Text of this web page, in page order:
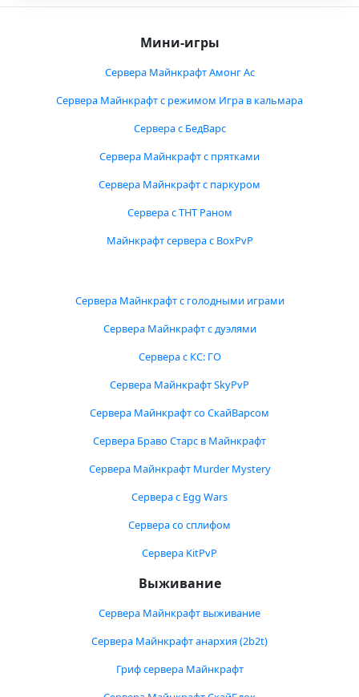
Мини-игры
Сервера Майнкрафт Амонг Ас
Сервера Майнкрафт с режимом Игра в кальмара
Сервера с БедВарс
Сервера Майнкрафт с прятками
Сервера Майнкрафт с паркуром
Сервера с ТНТ Раном
Майнкрафт сервера с BoxPvP
Сервера Майнкрафт с голодными играми
Сервера Майнкрафт с дуэлями
Сервера с КС: ГО
Сервера Майнкрафт SkyPvP
Сервера Майнкрафт со СкайВарсом
Сервера Браво Старс в Майнкрафт
Сервера Майнкрафт Murder Mystery
Сервера с Egg Wars
Сервера со сплифом
Сервера KitPvP
Выживание
Сервера Майнкрафт выживание
Сервера Майнкрафт анархия (2b2t)
Гриф сервера Майнкрафт